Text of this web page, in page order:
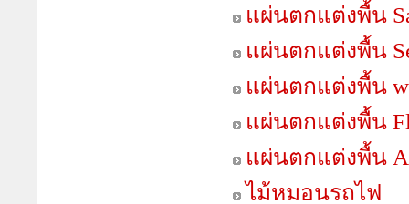
แผ่นตกแต่งพื้น
แผ่นตกแต่งพื้น
แผ่นตกแต่งพื้น
แผ่นตกแต่งพื้น
แผ่นตกแต่งพื้น
ไม้หมอนรถไฟ